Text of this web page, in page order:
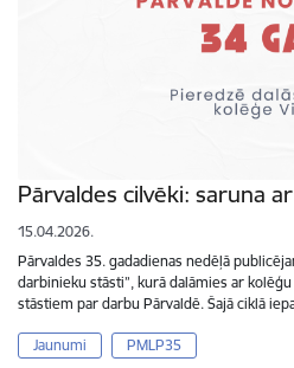
Pārvaldes cilvēki: saruna
15.04.2026.
Pārvaldes 35. gadadienas nedēļā
darbinieku stāsti”, kurā dalāmies ar
stāstiem par darbu Pārvaldē. Šajā ciklā
Jaunumi PMLP35